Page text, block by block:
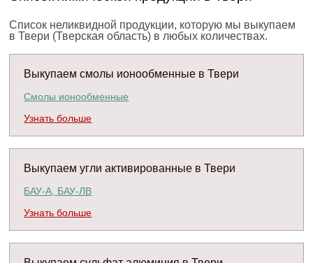
Список неликвидной продукции, которую мы выкупаем
в Твери (Тверская область) в любых количествах.
Выкупаем смолы ионообменные в Твери
Смолы ионообменные
Узнать больше
Выкупаем угли активированные в Твери
БАУ-А, БАУ-ЛВ
Узнать больше